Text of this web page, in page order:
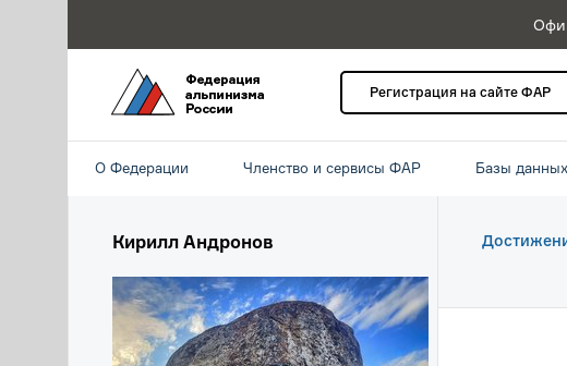
Регистрация на сайте ФАР
О Федерации Членство и сервисы ФАР Базы данных
Кирилл Андронов